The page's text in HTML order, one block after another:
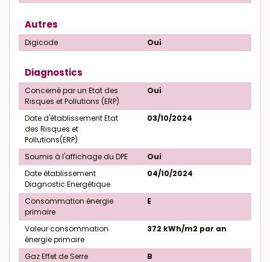
Autres
Digicode Oui
Diagnostics
Concerné par un Etat des
Risques et Pollutions (ERP)
Oui
Date d'établissement Etat
des Risques et
Pollutions(ERP)
03/10/2024
Soumis à l'affichage du DPE
Oui
Date établissement
Diagnostic Energétique
04/10/2024
Consommation énergie
primaire
E
Valeur consommation
énergie primaire
372 kWh/m2 par an
Gaz Effet de Serre
B